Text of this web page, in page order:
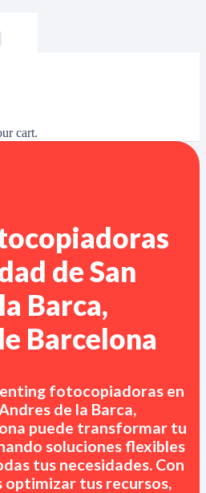
cart.
de San
Barca,
Barcelona
fotocopiadoras en
de la Barca,
puede transformar tu
soluciones flexibles
tus necesidades. Con
optimizar tus recursos,